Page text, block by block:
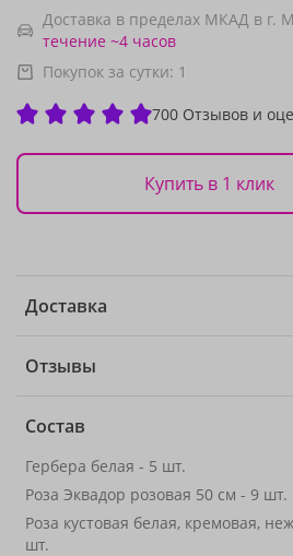
Доставка в пределах МКАД в г.
течение ~4 часов
Покупок за сутки: 1
700 Отзывов и
Купить в 1 клик
Доставка
Отзывы
Состав
Гербера белая - 5 шт.
Роза Эквадор розовая 50 см - 9 шт.
Роза кустовая белая, кремовая,
шт.